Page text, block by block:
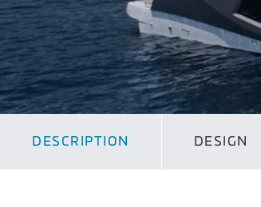
DESCRIPTION DESIGN